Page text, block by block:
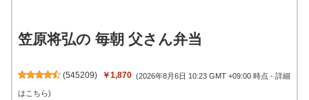
笠原将弘の 毎朝 父さん弁当
(545209) ￥1,870 (2026年8月6日 10:23 GMT +09:00 時点 -詳細
はこちら)